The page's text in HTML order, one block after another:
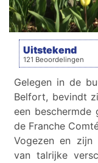
Uitstekend
121 Beoordelingen
Gelegen in de
Belfort, bevindt
een beschermde
de Franche
Vogezen en zijn
van talrijke